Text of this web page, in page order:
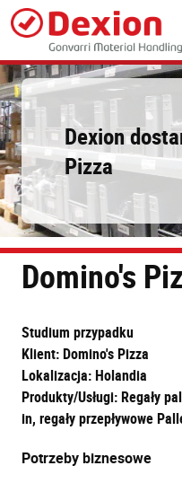
Skip
main
content
Dexion
Pizza
Domino's
Studium przypadku
Klient: Domino's Pizza
Lokalizacja: Holandia
Produkty/Usługi: Regały
in, regały przepływowe
Potrzeby biznesowe